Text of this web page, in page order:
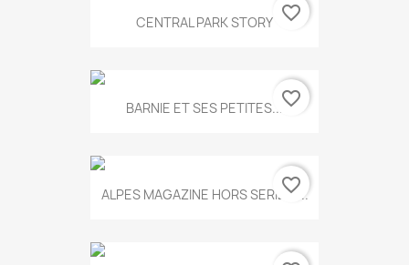
CENTRAL PARK STORY favorite_border
BARNIE ET SES PETITES...favorite_border
ALPES MAGAZINE HORS SERIE N...
favorite_border